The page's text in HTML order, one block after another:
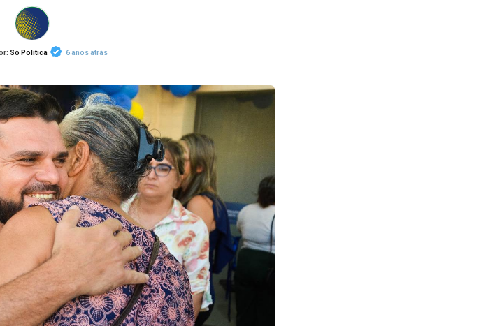
Só Política 6 anos atrás